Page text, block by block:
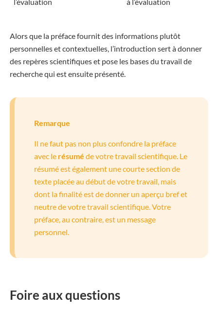
Alors que la préface fournit des informations plutôt
personnelles et contextuelles, l’introduction sert à donner
des repères scientifiques et pose les bases du travail de
recherche qui est ensuite présenté.
Remarque
Il ne faut pas non plus confondre la préface
avec le résumé de votre travail scientifique. Le
résumé est également une courte section de
texte placée au début de votre travail, mais
dont la finalité est de donner un aperçu bref et
neutre de votre travail scientifique. Votre
préface, au contraire, est un message
personnel.
Foire aux questions